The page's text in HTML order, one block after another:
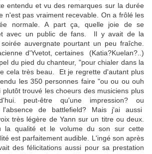
entendu et vu des remarques sur la durée
n'est pas vraiment recevable. On a frôlé les
normale.A part ça, quelle joie de se
avec un public de fans. Il y avait de la
auvergnate pourtant un peu fraîche.
d'Yvetot, certaines (Katia?Kuelan?..)
du pied du chanteur, "pour chialer dans la
cela très beau. Et je regrette d'autant plus
les 350 personnes faire "ou ou ou ouh
plutôt trouvé les choeurs des musiciens plus
peut-être qu'une impression? ou
l'absence de battlefield? Mais j'ai aussi
très légère de Yann sur un titre ou deux.
la qualité et le volume du son sur cette
est parfaitement audible. L'ingé son après
des félicitations aussi pour sa prestation